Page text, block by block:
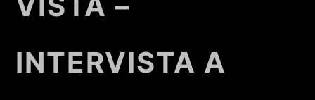
INTERVISTA A